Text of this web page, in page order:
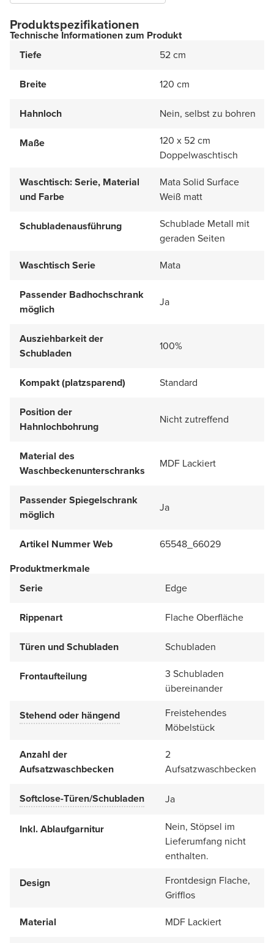
Produktspezifikationen
Technische Informationen zum Produkt
Tiefe
52 cm
Breite 120 cm
Hahnloch Nein, selbst zu bohren
Maße
120 x 52 cm
Doppelwaschtisch
Waschtisch: Serie, Material
und Farbe
Mata Solid Surface
Weiß matt
Schubladenausführung
Schublade Metall mit
geraden Seiten
Waschtisch Serie
Mata
Passender Badhochschrank
möglich
Ja
Ausziehbarkeit der
Schubladen
100%
Kompakt (platzsparend) Standard
Position der
Hahnlochbohrung
Nicht zutreffend
Material des
Waschbeckenunterschranks
MDF Lackiert
Passender Spiegelschrank
möglich
Ja
Artikel Nummer Web
65548_66029
Produktmerkmale
Serie
Edge
Rippenart Flache Oberfläche
Türen und Schubladen Schubladen
Frontaufteilung
3 Schubladen
übereinander
Stehend oder hängend
Freistehendes
Möbelstück
Anzahl der
Aufsatzwaschbecken
2
Aufsatzwaschbecken
Softclose-Türen/Schubladen Ja
Inkl. Ablaufgarnitur
Nein, Stöpsel im
Lieferumfang nicht
enthalten.
Design
Frontdesign Flache,
Grifflos
Material
MDF Lackiert